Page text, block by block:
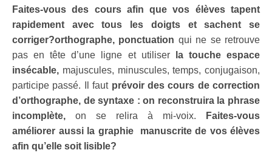
Faites-vous des cours afin que vos élèves tapent
rapidement avec tous les doigts et sachent se
corriger?orthographe, ponctuation qui ne se retrouve
pas en tête d’une ligne et utiliser
la touche espace
insécable, majuscules, minuscules, temps, conjugaison,
participe passé. Il faut prévoir des cours de correction
d’orthographe, de syntaxe : on reconstruira la phrase
incomplète, on se relira à mi-voix. Faites-vous
améliorer aussi la graphie manuscrite de vos élèves
afin qu’elle soit lisible?